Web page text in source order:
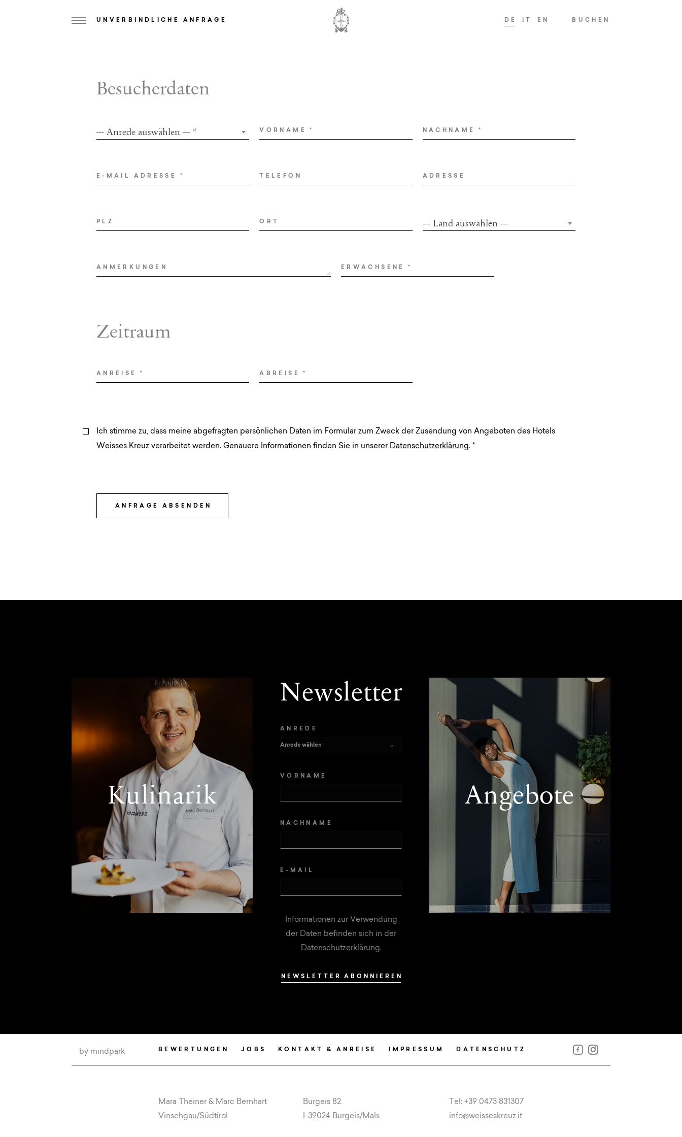
DE EN BUCHEN
Home
Ansitz zum Löwen
Angebote
Wellness
Service
Buchen
Gutscheine
UNVERBINDLICHE ANFRAGE
Besucherdaten
ANREDE *
--- Anrede auswählen --- * VORNAME * NACHNAME *
E-MAIL ADRESSE * TELEFON ADRESSE
PLZ ORT COUNTRY
--- Land auswählen ---
ANMERKUNGEN ERWACHSENE *
Zeitraum
ANREISE * ABREISE *
Ich stimme zu, dass meine abgefragten persönlichen Daten im Formular zum Zweck der Zusendung von Angeboten des Hotels
Weisses Kreuz verarbeitet werden. Genauere Informationen finden Sie in unserer Datenschutzerklärung. *
ANFRAGE ABSENDEN
Kulinarik
Newsletter
ANREDE
VORNAME
NACHNAME
E-MAIL
Informationen zur Verwendung
der Daten befinden sich in der
Datenschutzerklärung.
NEWSLETTER ABONNIEREN
Angebote
by mindpark BEWERTUNGEN JOBS KONTAKT & ANREISE IMPRESSUM DATENSCHUTZ
Mara Theiner & Marc Bernhart
Vinschgau/Südtirol
Burgeis 82
I-39024 Burgeis/Mals
Tel: +39 0473 831307
info@weisseskreuz.it